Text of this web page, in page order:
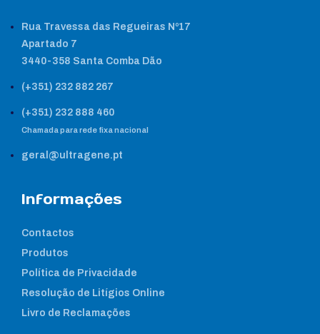
Rua Travessa das Regueiras Nº17
Apartado 7
3440-358 Santa Comba Dão
(+351) 232 882 267
(+351) 232 888 460
Chamada para rede fixa nacional
geral@ultragene.pt
Informações
Contactos
Produtos
Política de Privacidade
Resolução de Litígios Online
Livro de Reclamações